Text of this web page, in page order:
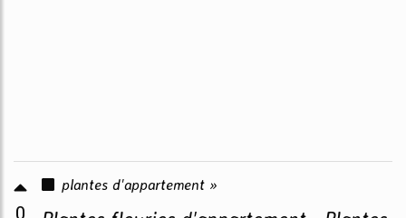
plantes d'appartement »